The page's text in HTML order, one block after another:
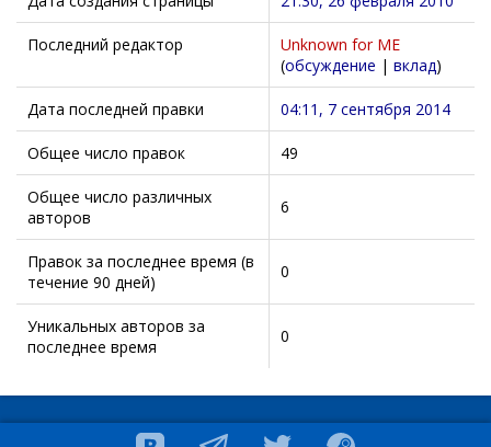
Последний редактор
Unknown for ME
(обсуждение | вклад)
Дата последней правки 04:11, 7 сентября 2014
Общее число правок 49
Общее число различных
авторов
6
Правок за последнее время (в
течение 90 дней)
0
Уникальных авторов за
последнее время
0